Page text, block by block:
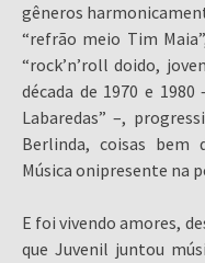
gêneros
“refrão meio Tim
“rock’n’roll doido,
década de 1970 e
Labaredas” –,
Berlinda, coisas bem
Música onipresente na
E foi vivendo amores,
que Juvenil juntou